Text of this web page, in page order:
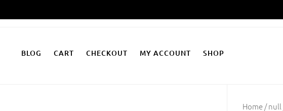
Inhalt
BLOG CART CHECKOUT MY ACCOUNT SHOP
Home/null